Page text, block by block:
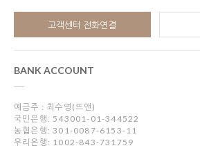
고객센터 전화연결
BANK ACCOUNT
예금주 : 최수영(뜨앤)
국민은행: 543001-01-344522
농협은행: 301-0087-6153-11
우리은행: 1002-843-731759